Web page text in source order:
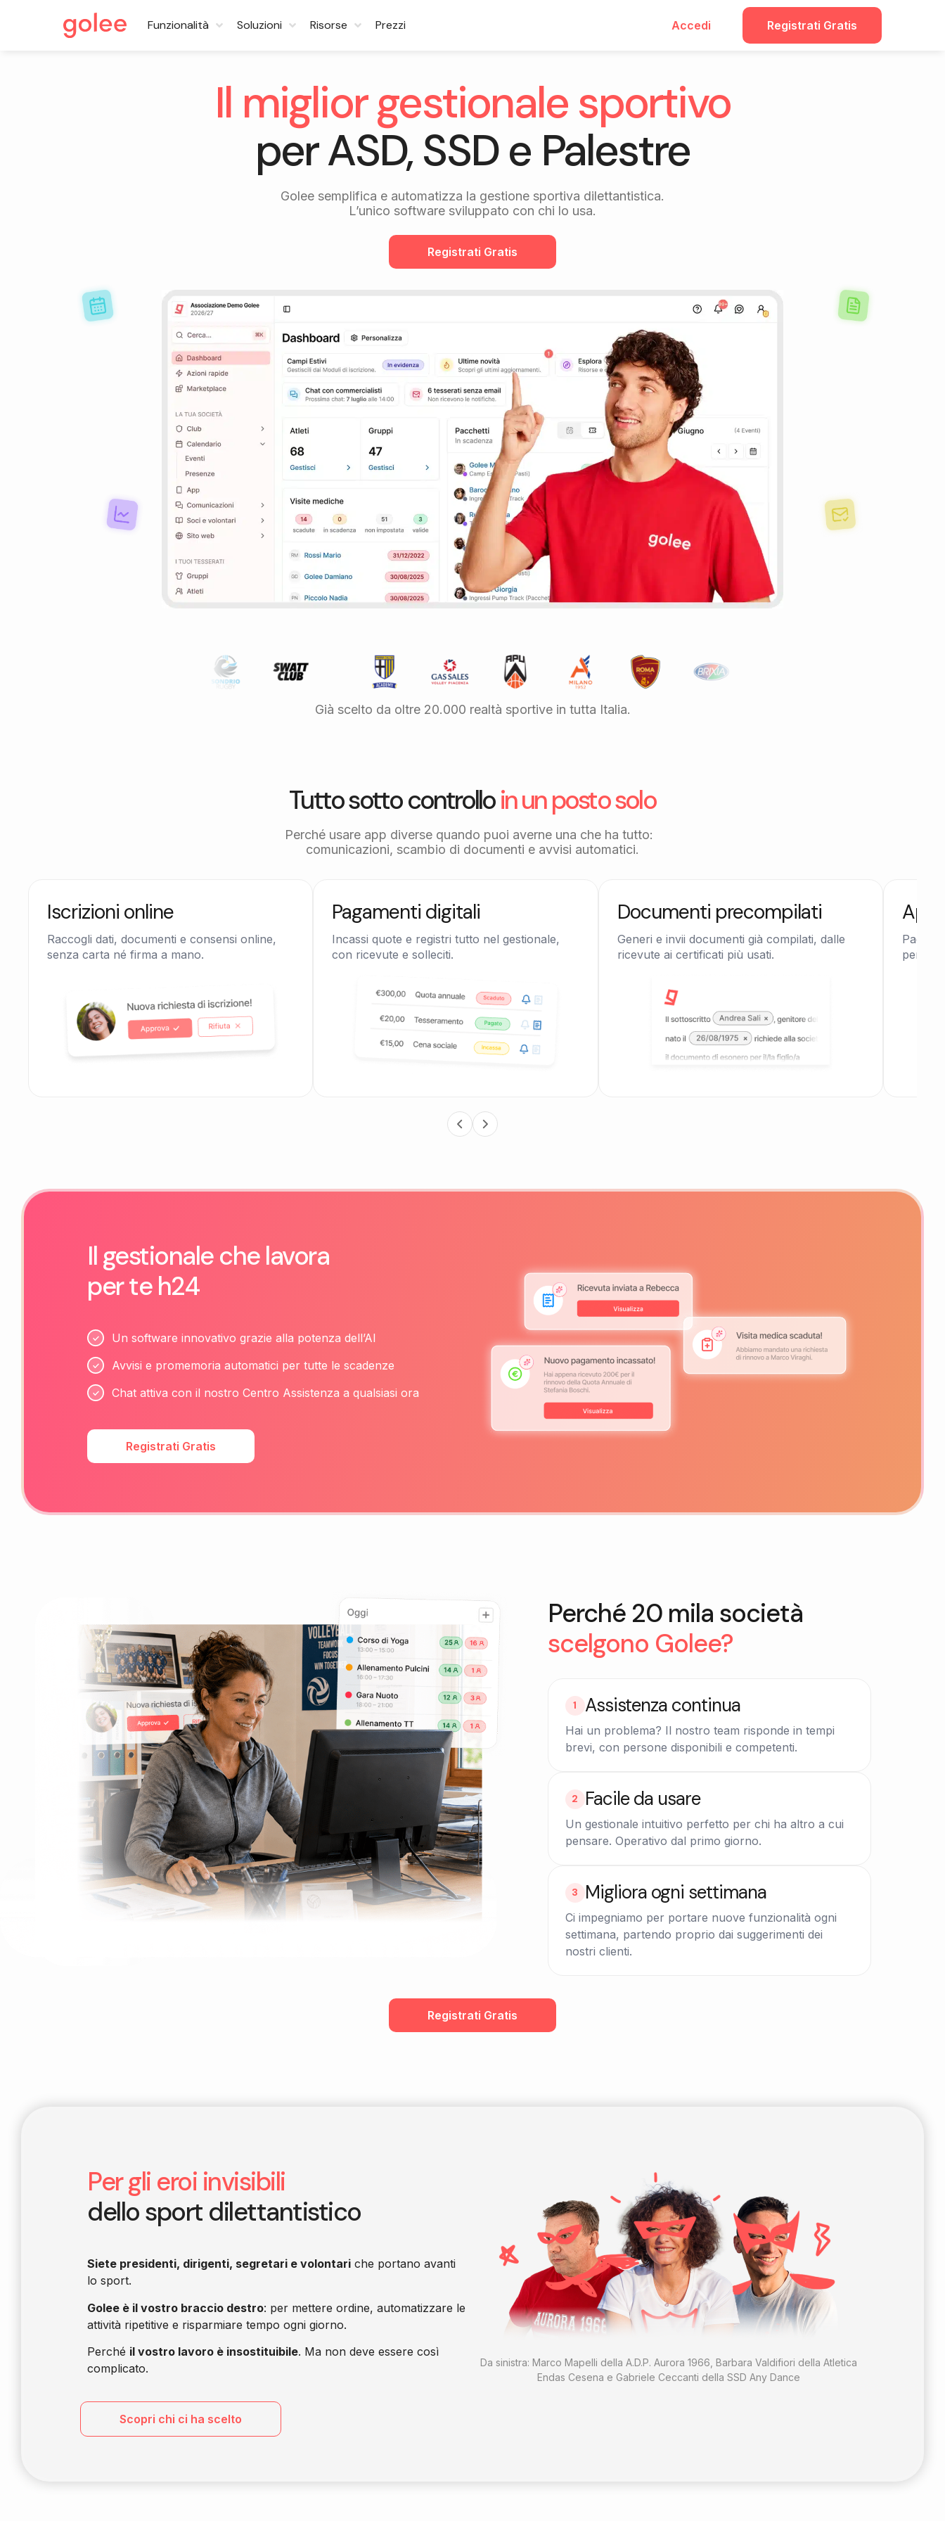
Funzionalità Soluzioni Risorse Prezzi Accedi Registrati Gratis
Il miglior gestionale sportivo
per ASD, SSD e Palestre
Golee semplifica e automatizza la gestione sportiva dilettantistica.
L’unico software sviluppato con chi lo usa.
Registrati Gratis
Già scelto da oltre 20.000 realtà sportive in tutta Italia.
Tutto sotto controlloin un posto solo
Perché usare app diverse quando puoi averne una che ha tutto:
comunicazioni, scambio di documenti e avvisi automatici.
Iscrizioni online
Raccogli dati, documenti e consensi online,
senza carta né firma a mano.
Pagamenti digitali
Incassi quote e registri tutto nel gestionale,
con ricevute e solleciti.
Documenti precompilati
Generi e invii documenti già compilati, dalle
ricevute ai certificati più usati.
App
per
Il gestionale che lavora
per te h24
Un software innovativo grazie alla potenza dell’AI
Avvisi e promemoria automatici per tutte le scadenze
Chat attiva con il nostro Centro Assistenza a qualsiasi ora
Registrati Gratis
Perché 20 mila società
scelgono Golee?
1 Assistenza continua
Hai un problema? Il nostro team risponde in tempi
brevi, con persone disponibili e competenti.
2 Facile da usare
Un gestionale intuitivo perfetto per chi ha altro a cui
pensare. Operativo dal primo giorno.
3 Migliora ogni settimana
Ci impegniamo per portare nuove funzionalità ogni
settimana, partendo proprio dai suggerimenti dei
nostri clienti.
Registrati Gratis
Per gli eroi invisibili
dello sport dilettantistico
Siete presidenti, dirigenti, segretari e volontari che portano avanti
lo sport.
Golee è il vostro braccio destro: per mettere ordine, automatizzare le
attività ripetitive e risparmiare tempo ogni giorno.
Perché il vostro lavoro è insostituibile. Ma non deve essere così
complicato.
Da sinistra: Marco Mapelli della A.D.P. Aurora 1966, Barbara Valdifiori della Atletica
Endas Cesena e Gabriele Ceccanti della SSD Any Dance
Scopri chi ci ha scelto